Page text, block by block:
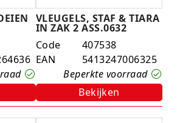
VLEUGELS, STAF & TIARA
IN ZAK 2 ASS.0632
Code
407538
EAN
5413247006325
Beperkte voorraad
Bekijken